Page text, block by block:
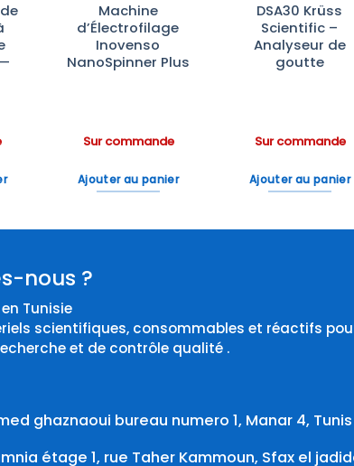
Machine
d’Électrofilage
Inovenso
NanoSpinner Plus
Sur commande
Ajouter au panier
DSA30 Krüss
Scientific –
Analyseur de
goutte
Sur commande
Ajouter au panier
nous ?
Tunisie
scientifiques, consommables et réactifs
et de contrôle qualité .
ghaznaoui bureau numero 1, Manar 4, Tunis
étage 1, rue Taher Kammoun, Sfax el